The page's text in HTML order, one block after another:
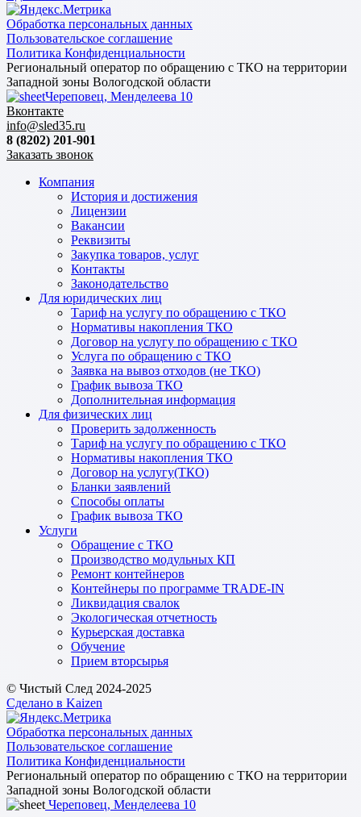
Обработка персональных данных
Пользовательское соглашение
Политика Конфиденциальности
Региональный оператор по обращению с ТКО на территории
Западной зоны Вологодской области
Череповец, Менделеева 10
Вконтакте
info@sled35.ru
8 (8202) 201-901
Заказать звонок
Компания
История и достижения
Лицензии
Вакансии
Реквизиты
Закупка товаров, услуг
Контакты
Законодательство
Для юридических лиц
Тариф на услугу по обращению с ТКО
Нормативы накопления ТКО
Договор на услугу по обращению с ТКО
Услуга по обращению с ТКО
Заявка на вывоз отходов (не ТКО)
График вывоза ТКО
Дополнительная информация
Для физических лиц
Проверить задолженность
Тариф на услугу по обращению с ТКО
Нормативы накопления ТКО
Договор на услугу(ТКО)
Бланки заявлений
Способы оплаты
График вывоза ТКО
Услуги
Обращение с ТКО
Производство модульных КП
Ремонт контейнеров
Контейнеры по программе TRADE-IN
Ликвидация свалок
Экологическая отчетность
Курьерская доставка
Обучение
Прием вторсырья
© Чистый След 2024-2025
Сделано в Kaizen
Обработка персональных данных
Пользовательское соглашение
Политика Конфиденциальности
Региональный оператор по обращению с ТКО на территории
Западной зоны Вологодской области
Череповец, Менделеева 10